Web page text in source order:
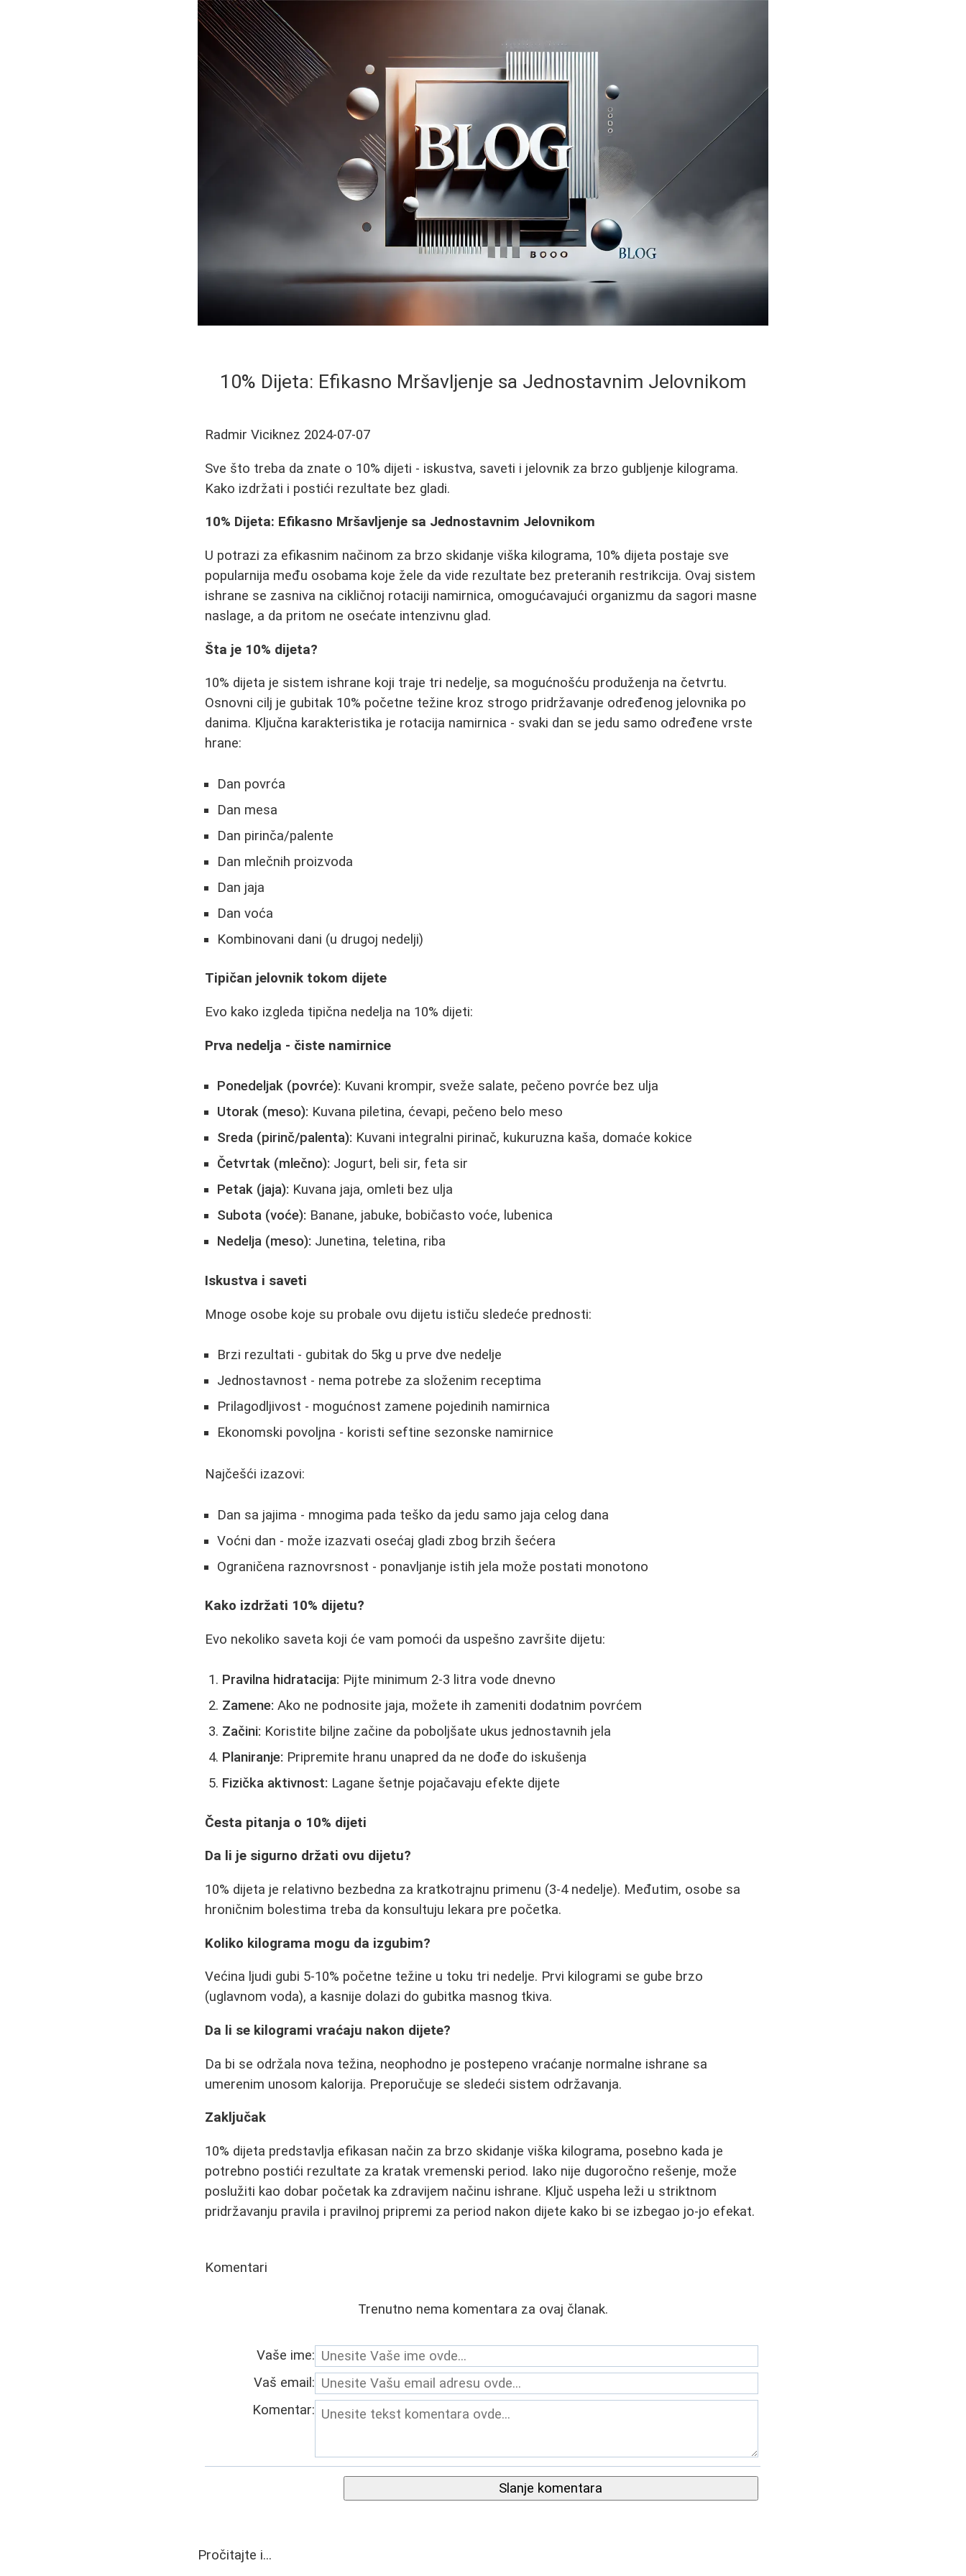
10% Dijeta: Efikasno Mršavljenje sa Jednostavnim Jelovnikom
Radmir Viciknez 2024-07-07
Sve što treba da znate o 10% dijeti - iskustva, saveti i jelovnik za brzo gubljenje kilograma.
Kako izdržati i postići rezultate bez gladi.
10% Dijeta: Efikasno Mršavljenje sa Jednostavnim Jelovnikom
U potrazi za efikasnim načinom za brzo skidanje viška kilograma, 10% dijeta postaje sve
popularnija među osobama koje žele da vide rezultate bez preteranih restrikcija. Ovaj sistem
ishrane se zasniva na cikličnoj rotaciji namirnica, omogućavajući organizmu da sagori masne
naslage, a da pritom ne osećate intenzivnu glad.
Šta je 10% dijeta?
10% dijeta je sistem ishrane koji traje tri nedelje, sa mogućnošću produženja na četvrtu.
Osnovni cilj je gubitak 10% početne težine kroz strogo pridržavanje određenog jelovnika po
danima. Ključna karakteristika je rotacija namirnica - svaki dan se jedu samo određene vrste
hrane:
Dan povrća
Dan mesa
Dan pirinča/palente
Dan mlečnih proizvoda
Dan jaja
Dan voća
Kombinovani dani (u drugoj nedelji)
Tipičan jelovnik tokom dijete
Evo kako izgleda tipična nedelja na 10% dijeti:
Prva nedelja - čiste namirnice
Ponedeljak (povrće): Kuvani krompir, sveže salate, pečeno povrće bez ulja
Utorak (meso): Kuvana piletina, ćevapi, pečeno belo meso
Sreda (pirinč/palenta): Kuvani integralni pirinač, kukuruzna kaša, domaće kokice
Četvrtak (mlečno): Jogurt, beli sir, feta sir
Petak (jaja): Kuvana jaja, omleti bez ulja
Subota (voće): Banane, jabuke, bobičasto voće, lubenica
Nedelja (meso): Junetina, teletina, riba
Iskustva i saveti
Mnoge osobe koje su probale ovu dijetu ističu sledeće prednosti:
Brzi rezultati - gubitak do 5kg u prve dve nedelje
Jednostavnost - nema potrebe za složenim receptima
Prilagodljivost - mogućnost zamene pojedinih namirnica
Ekonomski povoljna - koristi seftine sezonske namirnice
Najčešći izazovi:
Dan sa jajima - mnogima pada teško da jedu samo jaja celog dana
Voćni dan - može izazvati osećaj gladi zbog brzih šećera
Ograničena raznovrsnost - ponavljanje istih jela može postati monotono
Kako izdržati 10% dijetu?
Evo nekoliko saveta koji će vam pomoći da uspešno završite dijetu:
Pravilna hidratacija: Pijte minimum 2-3 litra vode dnevno
Zamene: Ako ne podnosite jaja, možete ih zameniti dodatnim povrćem
Začini: Koristite biljne začine da poboljšate ukus jednostavnih jela
Planiranje: Pripremite hranu unapred da ne dođe do iskušenja
Fizička aktivnost: Lagane šetnje pojačavaju efekte dijete
Česta pitanja o 10% dijeti
Da li je sigurno držati ovu dijetu?
10% dijeta je relativno bezbedna za kratkotrajnu primenu (3-4 nedelje). Međutim, osobe sa
hroničnim bolestima treba da konsultuju lekara pre početka.
Koliko kilograma mogu da izgubim?
Većina ljudi gubi 5-10% početne težine u toku tri nedelje. Prvi kilogrami se gube brzo
(uglavnom voda), a kasnije dolazi do gubitka masnog tkiva.
Da li se kilogrami vraćaju nakon dijete?
Da bi se održala nova težina, neophodno je postepeno vraćanje normalne ishrane sa
umerenim unosom kalorija. Preporučuje se sledeći sistem održavanja.
Zaključak
10% dijeta predstavlja efikasan način za brzo skidanje viška kilograma, posebno kada je
potrebno postići rezultate za kratak vremenski period. Iako nije dugoročno rešenje, može
poslužiti kao dobar početak ka zdravijem načinu ishrane. Ključ uspeha leži u striktnom
pridržavanju pravila i pravilnoj pripremi za period nakon dijete kako bi se izbegao jo-jo efekat.
Komentari
Trenutno nema komentara za ovaj članak.
Vaše ime:
Vaš email:
Komentar:
Slanje komentara
Pročitajte i...